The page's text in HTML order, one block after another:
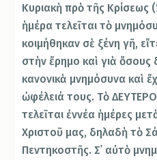
Κυριακὴ πρὸ τῆς
ἡμέρα τελεῖται τὸ
κοιμήθηκαν σὲ ξένη γῆ,
στὴν ἔρημο καὶ γιὰ ὅσους
κανονικὰ μνημόσυνα καὶ
ὠφέλειά τους. Τὸ
τελεῖται ἐννέα ἡμέρες
Χριστοῦ μας, δηλαδὴ τὸ
Πεντηκοστῆς. Σ᾿ αὐτὸ